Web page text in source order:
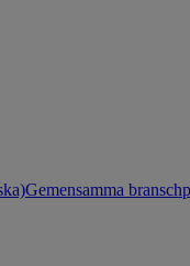
Gemensamma